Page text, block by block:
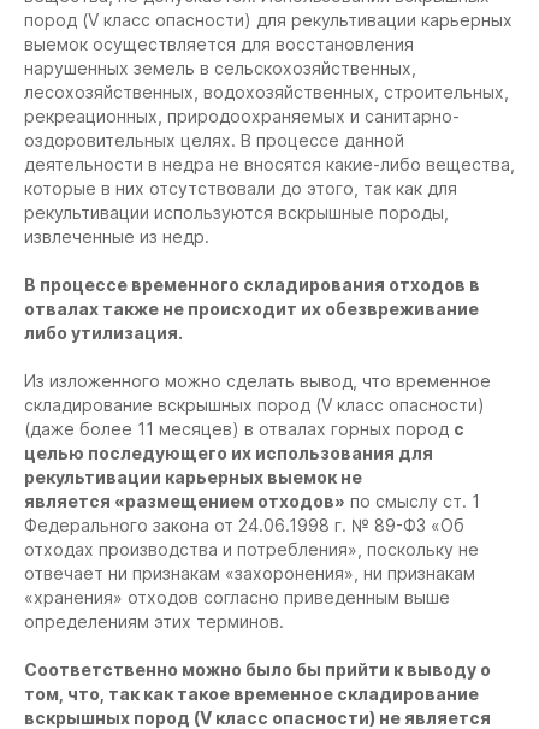
пород (V класс опасности) для рекультивации карьерных
выемок осуществляется для восстановления
нарушенных земель в сельскохозяйственных,
лесохозяйственных, водохозяйственных, строительных,
рекреационных, природоохраняемых и санитарно-
оздоровительных целях. В процессе данной
деятельности в недра не вносятся какие-либо вещества,
которые в них отсутствовали до этого, так как для
рекультивации используются вскрышные породы,
извлеченные из недр.
В процессе временного складирования отходов в
отвалах также не происходит их обезвреживание
либо утилизация.
Из изложенного можно сделать вывод, что временное
складирование вскрышных пород (V класс опасности)
(даже более 11 месяцев) в отвалах горных пород с
целью последующего их использования для
рекультивации карьерных выемок не
является «размещением отходов» по смыслу ст. 1
Федерального закона от 24.06.1998 г. № 89-ФЗ «Об
отходах производства и потребления», поскольку не
отвечает ни признакам «захоронения», ни признакам
«хранения» отходов согласно приведенным выше
определениям этих терминов.
Соответственно можно было бы прийти к выводу о
том, что, так как такое временное складирование
вскрышных пород (V класс опасности) не является